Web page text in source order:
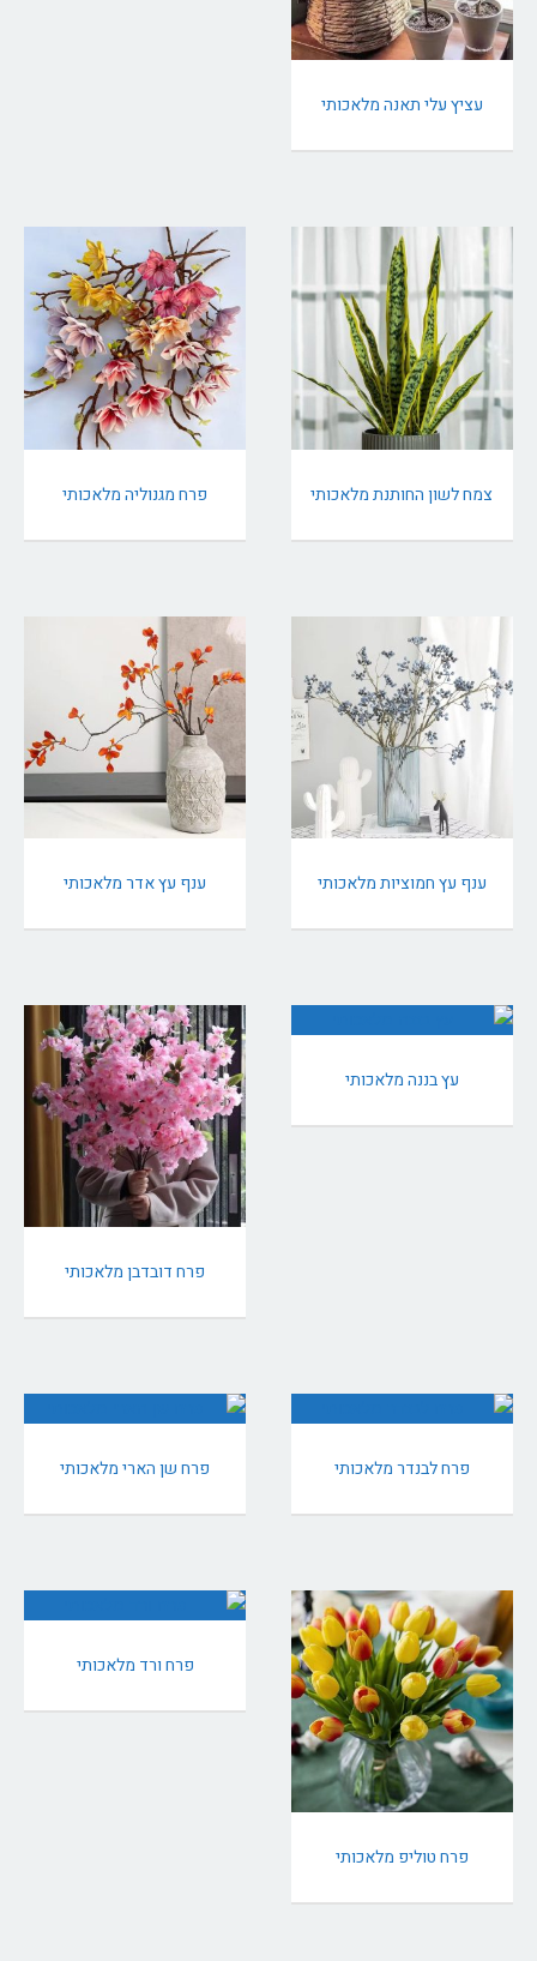
עציץ עלי תאנה מלאכותי
צמח לשון החותנת מלאכותי פרח מגנוליה מלאכותי
ענף עץ חמוציות מלאכותי ענף עץ אדר מלאכותי
עץ בננה מלאכותי
פרח דובדבן מלאכותי
פרח לבנדר מלאכותי פרח שן הארי מלאכותי
פרח טוליפ מלאכותי
פרח ורד מלאכותי